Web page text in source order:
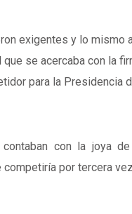
exigentes y lo mismo
que se acercaba con la
para la Presidencia
contaban con la joya
competiría por tercera